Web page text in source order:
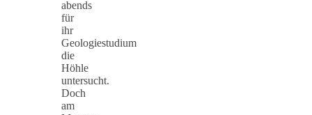
abends
für
ihr
Geologiestudium
die
Höhle
untersucht.
Doch
am